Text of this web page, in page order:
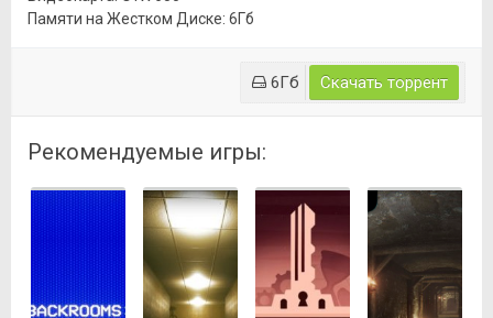
Памяти на Жестком Диске: 6Гб
6Гб Скачать торрент
Рекомендуемые игры: